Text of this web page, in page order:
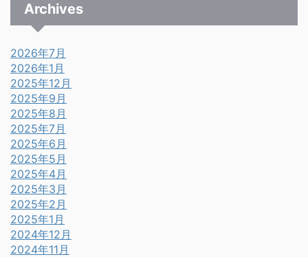
Archives
2026年7月
2026年1月
2025年12月
2025年9月
2025年8月
2025年7月
2025年6月
2025年5月
2025年4月
2025年3月
2025年2月
2025年1月
2024年12月
2024年11月